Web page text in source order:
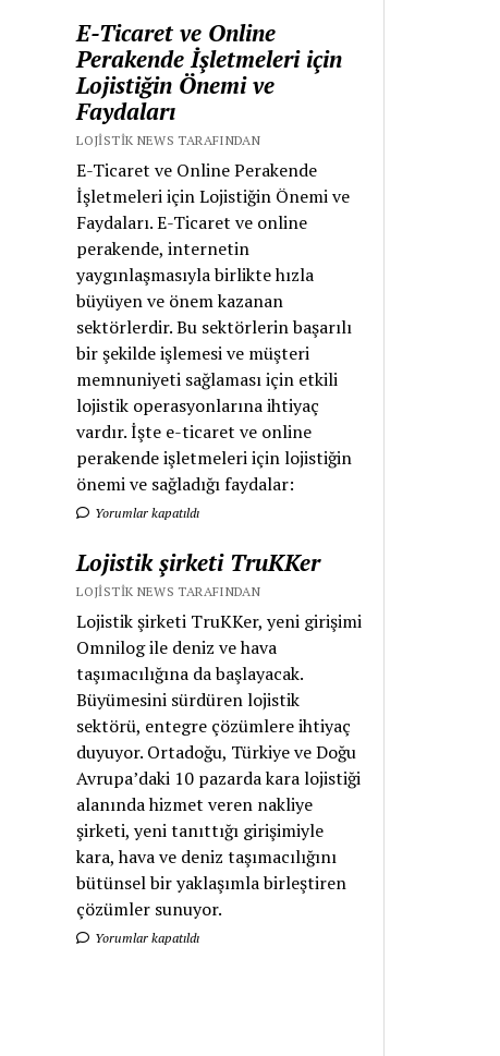
E-Ticaret ve Online
Perakende İşletmeleri için
Lojistiğin Önemi ve
Faydaları
LOJISTIK NEWS TARAFINDAN
E-Ticaret ve Online Perakende
İşletmeleri için Lojistiğin Önemi ve
Faydaları. E-Ticaret ve online
perakende, internetin
yaygınlaşmasıyla birlikte hızla
büyüyen ve önem kazanan
sektörlerdir. Bu sektörlerin başarılı
bir şekilde işlemesi ve müşteri
memnuniyeti sağlaması için etkili
lojistik operasyonlarına ihtiyaç
vardır. İşte e-ticaret ve online
perakende işletmeleri için lojistiğin
önemi ve sağladığı faydalar:
Yorumlar kapatıldı
Lojistik şirketi TruKKer
LOJISTIK NEWS TARAFINDAN
Lojistik şirketi TruKKer, yeni girişimi
Omnilog ile deniz ve hava
taşımacılığına da başlayacak.
Büyümesini sürdüren lojistik
sektörü, entegre çözümlere ihtiyaç
duyuyor. Ortadoğu, Türkiye ve Doğu
Avrupa’daki 10 pazarda kara lojistiği
alanında hizmet veren nakliye
şirketi, yeni tanıttığı girişimiyle
kara, hava ve deniz taşımacılığını
bütünsel bir yaklaşımla birleştiren
çözümler sunuyor.
Yorumlar kapatıldı